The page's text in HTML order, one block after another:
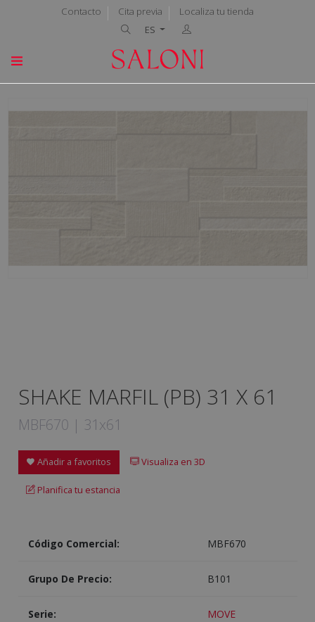
Contacto Cita previa
Localiza tu tienda
ES
SHAKE MARFIL (PB) 31 X 61
MBF670 | 31x61
Añadir a favoritos Visualiza en 3D
Planifica tu estancia
Código Comercial: MBF670
Grupo De Precio: B101
Serie: MOVE